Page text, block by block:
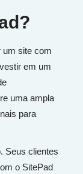
um site com
em um
uma ampla
para
Seus clientes
o SitePad